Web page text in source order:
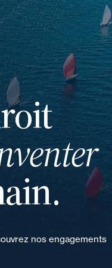
mot clé, un
nos engagements